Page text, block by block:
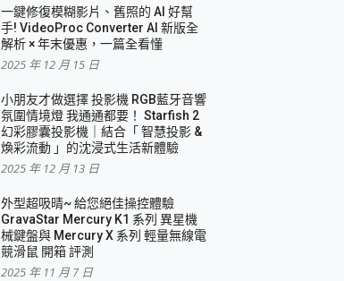
一鍵修復模糊影片、舊照的 AI 好幫
手! VideoProc Converter AI 新版全
解析 × 年末優惠，一篇全看懂
2025 年 12 月 15 日
小朋友才做選擇 投影機 RGB藍牙音響
氛圍情境燈 我通通都要！ Starfish 2
幻彩膠囊投影機｜結合「 智慧投影 &
煥彩流動 」的沈浸式生活新體驗
2025 年 12 月 13 日
外型超吸晴~ 給您絕佳操控體驗
GravaStar Mercury K1 系列 異星機
械鍵盤與 Mercury X 系列 輕量無線電
競滑鼠 開箱 評測
2025 年 11 月 7 日